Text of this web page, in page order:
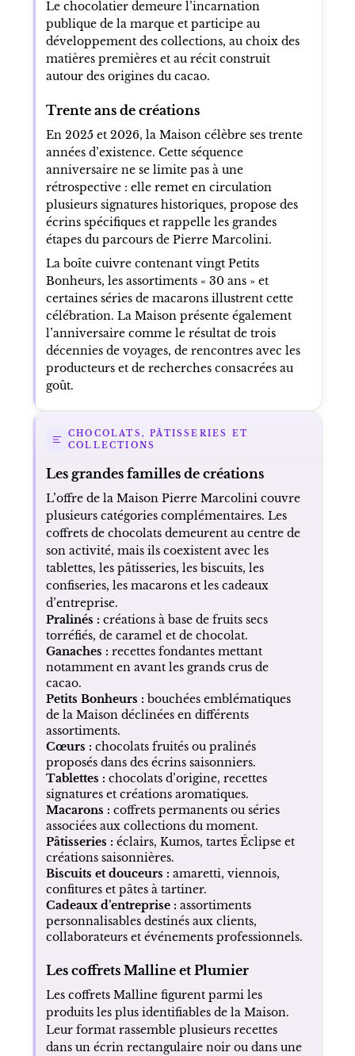
Le chocolatier demeure l’incarnation
publique de la marque et participe au
développement des collections, au choix des
matières premières et au récit construit
autour des origines du cacao.
Trente ans de créations
En 2025 et 2026, la Maison célèbre ses trente
années d’existence. Cette séquence
anniversaire ne se limite pas à une
rétrospective : elle remet en circulation
plusieurs signatures historiques, propose des
écrins spécifiques et rappelle les grandes
étapes du parcours de Pierre Marcolini.
La boîte cuivre contenant vingt Petits
Bonheurs, les assortiments « 30 ans » et
certaines séries de macarons illustrent cette
célébration. La Maison présente également
l’anniversaire comme le résultat de trois
décennies de voyages, de rencontres avec les
producteurs et de recherches consacrées au
goût.
CHOCOLATS, PÂTISSERIES ET
COLLECTIONS
Les grandes familles de créations
L’offre de la Maison Pierre Marcolini couvre
plusieurs catégories complémentaires. Les
coffrets de chocolats demeurent au centre de
son activité, mais ils coexistent avec les
tablettes, les pâtisseries, les biscuits, les
confiseries, les macarons et les cadeaux
d’entreprise.
Pralinés : créations à base de fruits secs
torréfiés, de caramel et de chocolat.
Ganaches : recettes fondantes mettant
notamment en avant les grands crus de
cacao.
Petits Bonheurs : bouchées emblématiques
de la Maison déclinées en différents
assortiments.
Cœurs : chocolats fruités ou pralinés
proposés dans des écrins saisonniers.
Tablettes : chocolats d’origine, recettes
signatures et créations aromatiques.
Macarons : coffrets permanents ou séries
associées aux collections du moment.
Pâtisseries : éclairs, Kumos, tartes Éclipse et
créations saisonnières.
Biscuits et douceurs : amaretti, viennois,
confitures et pâtes à tartiner.
Cadeaux d’entreprise : assortiments
personnalisables destinés aux clients,
collaborateurs et événements professionnels.
Les coffrets Malline et Plumier
Les coffrets Malline figurent parmi les
produits les plus identifiables de la Maison.
Leur format rassemble plusieurs recettes
dans un écrin rectangulaire noir ou dans une